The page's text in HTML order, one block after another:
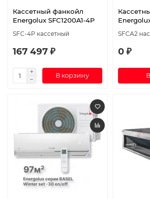
Кассетный фанкойл
Energolux SFC1200A1-4P
SFC-4P кассетный
167 497 ₽
В корзину
SFCA2
0 ₽